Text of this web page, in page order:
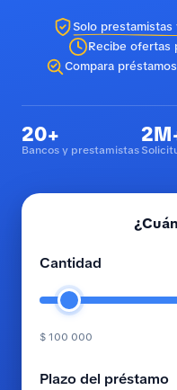
Solo
Recibe ofertas
Compara
20+
Bancos y prestamistas
Cantidad
$ 100 000
Plazo del préstamo